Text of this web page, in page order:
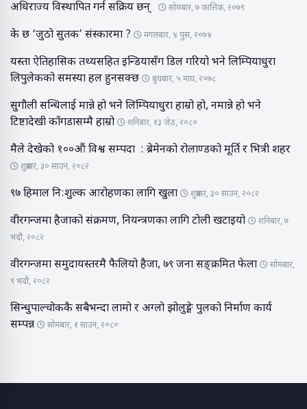
अधिराज्य विस्थापित गर्न सक्रिय छन्
सोमबार, ७ कात्तिक, २०७९
के छ ‘जुठो सुतक’ संस्कारमा ? मंगलबार, ४ पुस, २०७४
यस्ता ऐतिहासिक तथ्यसहित इन्डियासँग डिल गरियो भने लिम्पियाधुरा
लिपुलेकको समस्या हल हुनसक्छ
बुधबार, ५ माघ, २०७८
सुगौली सन्धिलाई मान्ने हो भने लिम्पियाधुरा हाम्रो हो, नमान्ने हो भने
टिष्टादेखी काँगडासम्मै हाम्रो
शनिबार, १३ जेठ, २०८०
मैले देखेको १००औं विश्व सम्पदा : ब्रेमेनको रोलाण्डको मूर्ति र भित्री शहर
शुक्रबार, ३० साउन, २०८२
९७ हिमाल नि:शुल्क आरोहणका लागि खुला शुक्रबार, ३० साउन, २०८२
वीरगन्जमा हैजाको संक्रमण, नियन्त्रणका लागि टोली खटाइयो
शनिबार, ७
भदौ, २०८२
वीरगन्जमा समुदायस्तरमै फैलियो हैजा, ७९ जना सङ्क्रमित फेला
सोमबार,
९ भदौ, २०८२
सिन्धुपाल्चोककै सबैभन्दा लामो र अग्लो झोलुङ्गे पुलको निर्माण कार्य
सम्पन्न
सोमबार, १ साउन, २०८०